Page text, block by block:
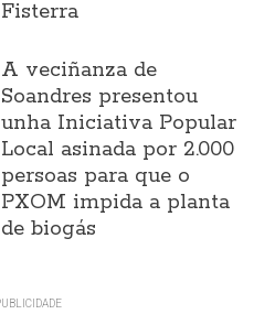
Fisterra
A veciñanza de
Soandres presentou
unha Iniciativa Popular
Local asinada por 2.000
persoas para que o
PXOM impida a planta
de biogás